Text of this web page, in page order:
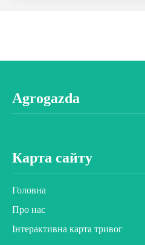
Agrogazda
Карта сайту
Головна
Про нас
Інтерактивна карта тривог